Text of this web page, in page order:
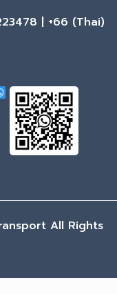
| +66 (Thai)
All Rights